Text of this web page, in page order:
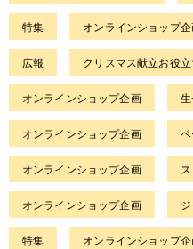
特集 オンラインショップ
広報 クリスマス献立お役
オンラインショップ企画
オンラインショップ企画
オンラインショップ企画
オンラインショップ企画
特集 オンラインショップ